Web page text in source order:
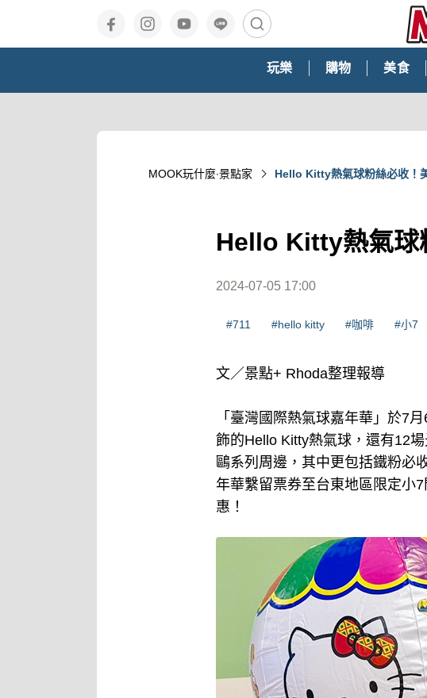
玩樂 購物 美食
MOOK玩什麼‧景點家 Hello Kitty熱氣球粉絲必收！
Hello Kitty熱氣球
2024-07-05 17:00
#711 #hello kitty #咖啡 #小7
文／景點+ Rhoda整理報導
「臺灣國際熱氣球嘉年華」於7
飾的Hello Kitty熱氣球，還有12
鷗系列周邊，其中更包括鐵粉必
年華繫留票券至台東地區限定小
惠！